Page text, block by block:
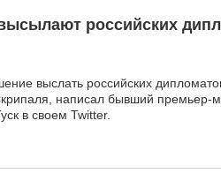
российских
выслать российских
написал бывший
в своем Twitter.